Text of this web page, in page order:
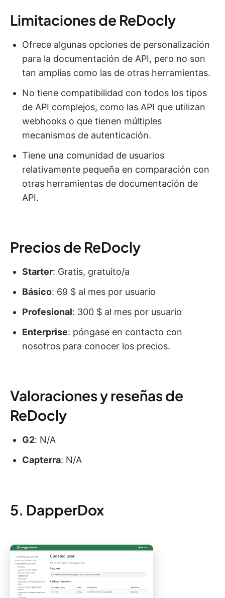
Limitaciones de ReDocly
Ofrece algunas opciones de personalización
para la documentación de API, pero no son
tan amplias como las de otras herramientas.
No tiene compatibilidad con todos los tipos
de API complejos, como las API que utilizan
webhooks o que tienen múltiples
mecanismos de autenticación.
Tiene una comunidad de usuarios
relativamente pequeña en comparación con
otras herramientas de documentación de
API.
Precios de ReDocly
Starter: Gratis, gratuito/a
Básico: 69 $ al mes por usuario
Profesional: 300 $ al mes por usuario
Enterprise: póngase en contacto con
nosotros para conocer los precios.
Valoraciones y reseñas de
ReDocly
G2: N/A
Capterra: N/A
5. DapperDox